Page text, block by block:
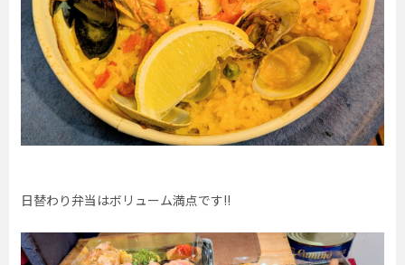
日替わり弁当はボリューム満点です!!